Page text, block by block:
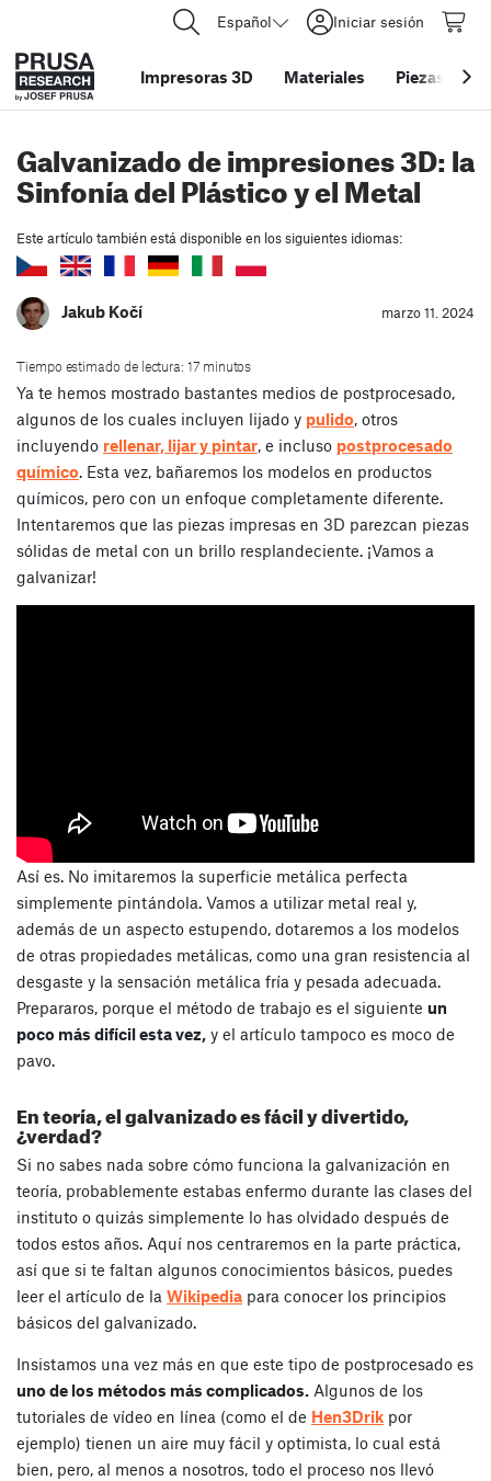
Español Iniciar sesión
Impresoras 3D Materiales Piezas y
Galvanizado de impresiones 3D: la
Sinfonía del Plástico y el Metal
Este artículo también está disponible en los siguientes idiomas:
Jakub Kočí marzo 11. 2024
Tiempo estimado de lectura: 17 minutos
Ya te hemos mostrado bastantes medios de postprocesado,
algunos de los cuales incluyen lijado y pulido, otros
incluyendo rellenar, lijar y pintar, e incluso postprocesado
químico. Esta vez, bañaremos los modelos en productos
químicos, pero con un enfoque completamente diferente.
Intentaremos que las piezas impresas en 3D parezcan piezas
sólidas de metal con un brillo resplandeciente. ¡Vamos a
galvanizar!
Así es. No imitaremos la superficie metálica perfecta
simplemente pintándola. Vamos a utilizar metal real y,
además de un aspecto estupendo, dotaremos a los modelos
de otras propiedades metálicas, como una gran resistencia al
desgaste y la sensación metálica fría y pesada adecuada.
Prepararos, porque el método de trabajo es el siguiente un
poco más difícil esta vez, y el artículo tampoco es moco de
pavo.
En teoría, el galvanizado es fácil y divertido,
¿verdad?
Si no sabes nada sobre cómo funciona la galvanización en
teoría, probablemente estabas enfermo durante las clases del
instituto o quizás simplemente lo has olvidado después de
todos estos años. Aquí nos centraremos en la parte práctica,
así que si te faltan algunos conocimientos básicos, puedes
leer el artículo de la Wikipedia para conocer los principios
básicos del galvanizado.
Insistamos una vez más en que este tipo de postprocesado es
uno de los métodos más complicados. Algunos de los
tutoriales de vídeo en línea (como el de Hen3Drik por
ejemplo) tienen un aire muy fácil y optimista, lo cual está
bien, pero, al menos a nosotros, todo el proceso nos llevó